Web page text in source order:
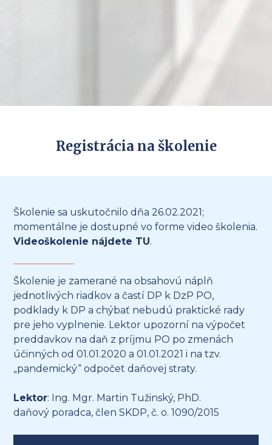
Registrácia na školenie
Školenie sa uskutočnilo dňa 26.02.2021;
momentálne je dostupné vo forme video školenia.
Videoškolenie nájdete TU.
Školenie je zamerané na obsahovú náplň
jednotlivých riadkov a častí DP k DzP PO,
podklady k DP a chýbať nebudú praktické rady
pre jeho vyplnenie. Lektor upozorní na výpočet
preddavkov na daň z príjmu PO po zmenách
účinných od 01.01.2020 a 01.01.2021 i na tzv.
„pandemický“ odpočet daňovej straty.
Lektor: Ing. Mgr. Martin Tužinský, PhD.
daňový poradca, člen SKDP, č. o. 1090/2015